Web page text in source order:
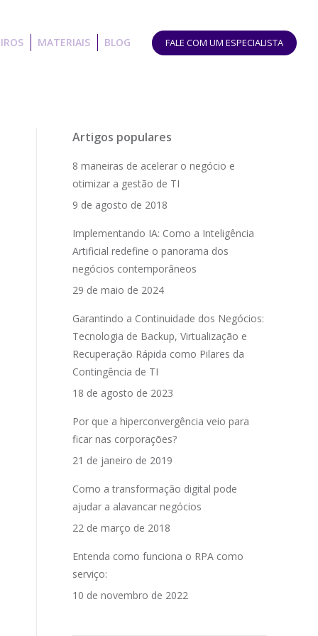
MATERIAIS BLOG FALE COM UM ESPECIALISTA
Artigos populares
8 maneiras de acelerar o negócio e
otimizar a gestão de TI
9 de agosto de 2018
Implementando IA: Como a Inteligência
Artificial redefine o panorama dos
negócios contemporâneos
29 de maio de 2024
Garantindo a Continuidade dos Negócios:
Tecnologia de Backup, Virtualização e
Recuperação Rápida como Pilares da
Contingência de TI
18 de agosto de 2023
Por que a hiperconvergência veio para
ficar nas corporações?
21 de janeiro de 2019
Como a transformação digital pode
ajudar a alavancar negócios
22 de março de 2018
Entenda como funciona o RPA como
serviço:
10 de novembro de 2022